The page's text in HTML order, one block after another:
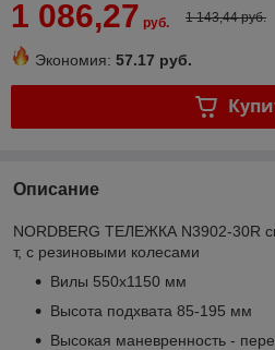
1 086,27 руб. 1 143,44 руб.
Экономия: 57.17 руб.
Описание
NORDBERG ТЕЛЕЖКА N3902-30R
т, с резиновыми колесами
Вилы 550х1150 мм
Высота подхвата 85-195 мм
Высокая маневренность -